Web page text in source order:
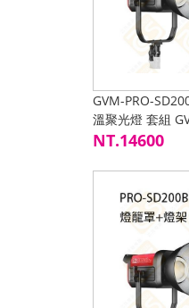
GVM-PRO-
溫聚光燈 套組
貨
NT.14600